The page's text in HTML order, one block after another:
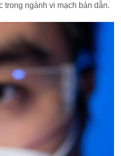
ngành vi mạch bán dẫn.